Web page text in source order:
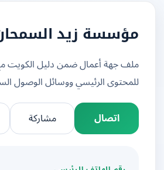
مؤسسة زيد السمحان
ملف جهة أعمال ضمن دليل الكويت مع
للمحتوى الرئيسي ووسائل الوصول السريعة.
اتصال
مشاركة